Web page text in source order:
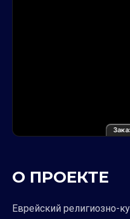
О ПРОЕКТЕ
Еврейский религиозно-